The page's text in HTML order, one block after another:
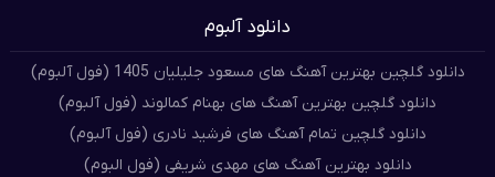
دانلود آلبوم
دانلود گلچین بهترین آهنگ های مسعود جلیلیان 1405 (فول آلبوم)
دانلود گلچین بهترین آهنگ های بهنام کمالوند (فول آلبوم)
دانلود گلچین تمام آهنگ های فرشید نادری (فول آلبوم)
دانلود بهترین آهنگ های مهدی شریفی (فول البوم)